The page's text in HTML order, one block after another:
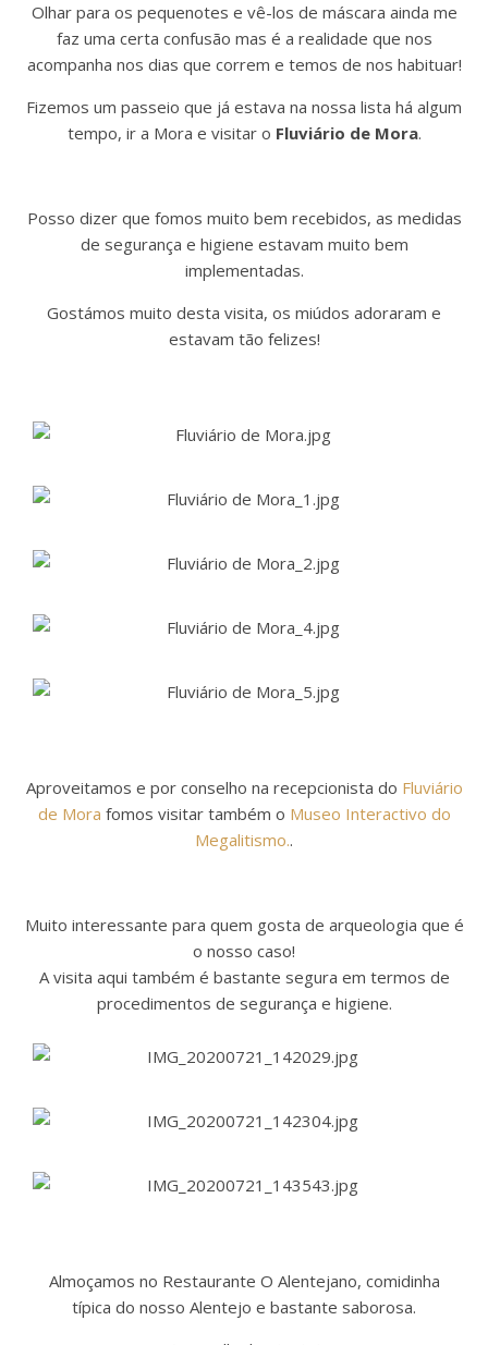
Olhar para os pequenotes e vê-los de máscara ainda me
faz uma certa confusão mas é a realidade que nos
acompanha nos dias que correm e temos de nos habituar!
Fizemos um passeio que já estava na nossa lista há algum
tempo, ir a Mora e visitar o Fluviário de Mora.
Posso dizer que fomos muito bem recebidos, as medidas
de segurança e higiene estavam muito bem
implementadas.
Gostámos muito desta visita, os miúdos adoraram e
estavam tão felizes!
Aproveitamos e por conselho na recepcionista do Fluviário
de Mora fomos visitar também o Museo Interactivo do
Megalitismo..
Muito interessante para quem gosta de arqueologia que é
o nosso caso!
A visita aqui também é bastante segura em termos de
procedimentos de segurança e higiene.
Almoçamos no Restaurante O Alentejano, comidinha
típica do nosso Alentejo e bastante saborosa.